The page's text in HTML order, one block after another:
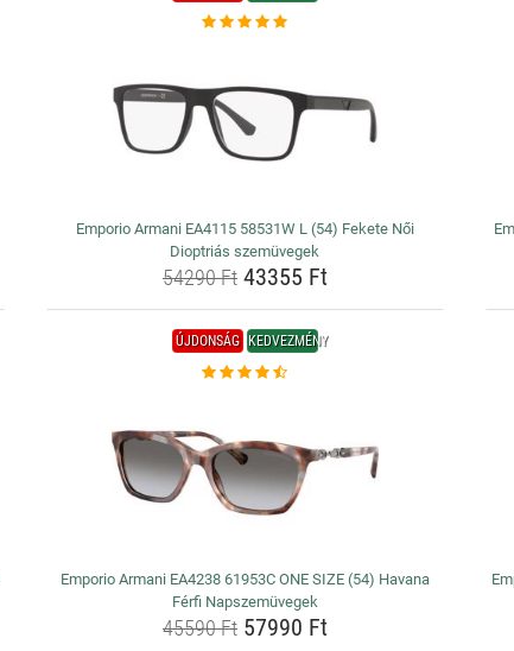
Emporio Armani EA4115 58531W L (54) Fekete Női
Dioptriás szemüvegek
54290 Ft43355 Ft
ÚJDONSÁG KEDVEZMÉNY
Emporio Armani EA4238 61953C ONE SIZE (54) Havana
Férfi Napszemüvegek
45590 Ft57990 Ft